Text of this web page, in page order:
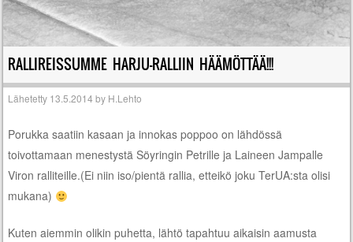
RALLIREISSUMME HARJU-RALLIIN HÄÄMÖTTÄÄ!!!
Lähetetty 13.5.2014 by H.Lehto
Porukka saatiin kasaan ja innokas poppoo on lähdössä
toivottamaan menestystä Söyringin Petrille ja Laineen Jampalle
Viron ralliteille.(Ei niin iso/pientä rallia, etteikö joku TerUA:sta olisi
mukana)
Kuten aiemmin olikin puhetta, lähtö tapahtuu aikaisin aamusta